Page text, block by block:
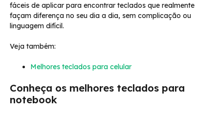
fáceis de aplicar para encontrar teclados que realmente
façam diferença no seu dia a dia, sem complicação ou
linguagem difícil.
Veja também:
Melhores teclados para celular
Conheça os melhores teclados para
notebook